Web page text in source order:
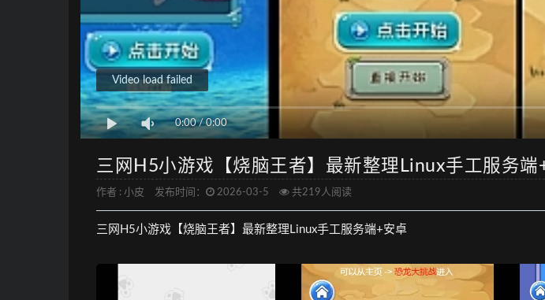
0:00/0:00
Video load failed
三网H5小游戏【烧脑王者】最新整理Linux手工服务端
作者 : 小皮 发布时间： 2026-03-5 共219人阅读
三网H5小游戏【烧脑王者】最新整理Linux手工服务端+安卓